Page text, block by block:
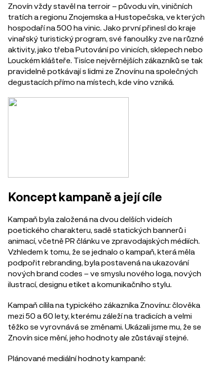
Znovín vždy stavěl na terroir – původu vín, viničních
tratích a regionu Znojemska a Hustopečska, ve kterých
hospodaří na 500 ha vinic. Jako první přinesl do kraje
vinařský turistický program, své fanoušky zve na různé
aktivity, jako třeba Putování po vinicích, sklepech nebo
Louckém klášteře. Tisíce nejvěrnějších zákazníků se tak
pravidelně potkávají s lidmi ze Znovínu na společných
degustacích přímo na místech, kde víno vzniká.
Koncept kampaně a její cíle
Kampaň byla založená na dvou delších videích
poetického charakteru, sadě statických bannerů i
animací, včetně PR článku ve zpravodajských médiích.
Vzhledem k tomu, že se jednalo o kampaň, která měla
podpořit rebranding, byla postavená na ukazování
nových brand codes – ve smyslu nového loga, nových
ilustrací, designu etiket a komunikačního stylu.
Kampaň cílila na typického zákazníka Znovínu: člověka
mezi 50 a 60 lety, kterému záleží na tradicích a velmi
těžko se vyrovnává se změnami. Ukázali jsme mu, že se
Znovín sice mění, jeho hodnoty ale zůstávají stejné.
Plánované mediální hodnoty kampaně: